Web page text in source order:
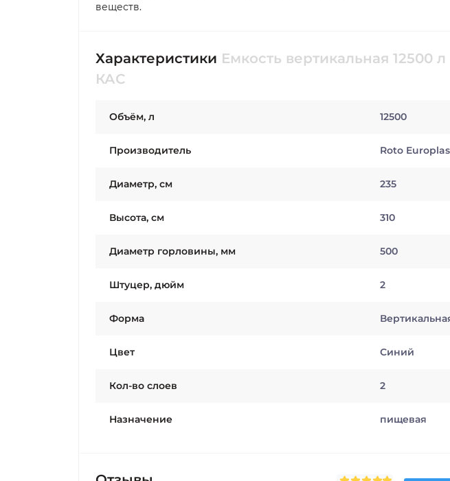
веществ.
Характеристики Емкость вертикальная 12500
КАС
Объём, л 12500
Производитель Roto
Диаметр, см 235
Высота, см 310
Диаметр горловины, мм 500
Штуцер, дюйм 2
Форма
Цвет Синий
Кол-во слоев 2
Назначение пищевая